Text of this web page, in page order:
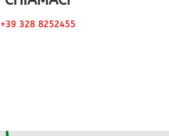
+39 328 8252455